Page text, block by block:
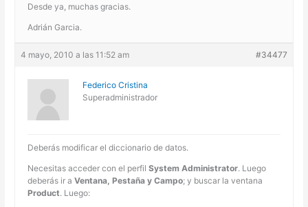
Desde ya, muchas gracias.
Adrián Garcia.
4 mayo, 2010 a las 11:52 am #34477
Federico Cristina
Superadministrador
Deberás modificar el diccionario de datos.
Necesitas acceder con el perfilSystem Administrator. Luego
deberás ir aVentana, Pestaña y Campo; y buscar la ventana
Product. Luego: